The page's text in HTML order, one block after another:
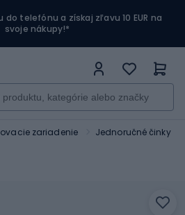
telefónu a získaj zľavu 10 EUR na
svoje nákupy!*
zariadenie Jednoručné činky